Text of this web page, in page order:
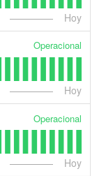
Hoy
Operacional
Hoy
Operacional
Hoy